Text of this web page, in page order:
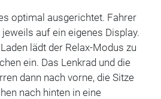
optimal ausgerichtet. Fahrer
auf ein eigenes Display.
lädt der Relax-Modus zu
ein. Das Lenkrad und die
dann nach vorne, die Sitze
nach hinten in eine